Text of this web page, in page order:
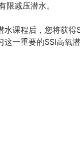
限减压潜水。
水课程后，您将获
这一重要的SSI高氧